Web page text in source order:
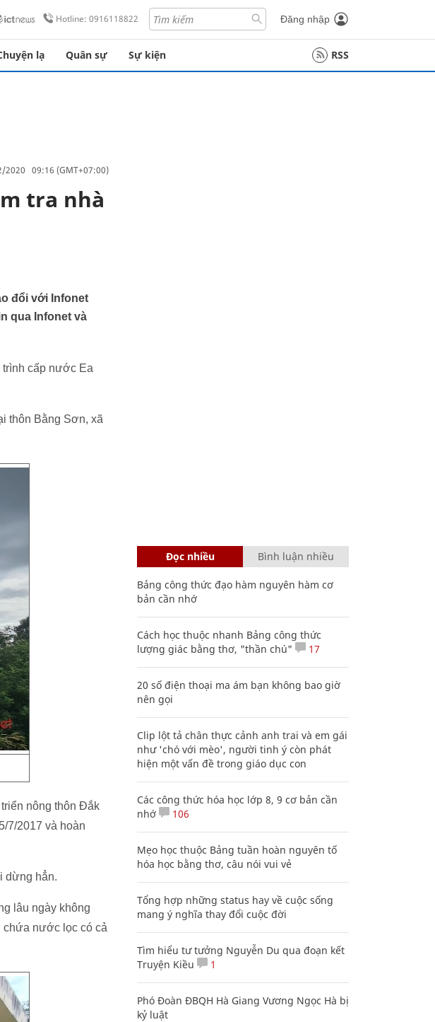
Hotline: 0916118822 Đăng nhập
lạ Quân sự Sự kiện RSS
2020 09:16 (GMT+07:00)
tra nhà
đổi với Infonet
qua Infonet và
trình cấp nước Ea
thôn Bằng Sơn, xã
nông thôn Đắk
7/2017 và hoàn
dừng hẳn.
lâu ngày không
chứa nước lọc có cả
Đọc nhiều Bình luận nhiều
Bảng công thức đạo hàm nguyên hàm cơ
bản cần nhớ
Cách học thuộc nhanh Bảng công thức
lượng giác bằng thơ, "thần chú"
17
20 số điện thoại ma ám bạn không bao giờ
nên gọi
Clip lột tả chân thực cảnh anh trai và em gái
như 'chó với mèo', người tinh ý còn phát
hiện một vấn đề trong giáo dục con
Các công thức hóa học lớp 8, 9 cơ bản cần
nhớ
106
Mẹo học thuộc Bảng tuần hoàn nguyên tố
hóa học bằng thơ, câu nói vui vẻ
Tổng hợp những status hay về cuộc sống
mang ý nghĩa thay đổi cuộc đời
Tìm hiểu tư tưởng Nguyễn Du qua đoạn kết
Truyện Kiều
1
Phó Đoàn ĐBQH Hà Giang Vương Ngọc Hà bị
kỷ luật